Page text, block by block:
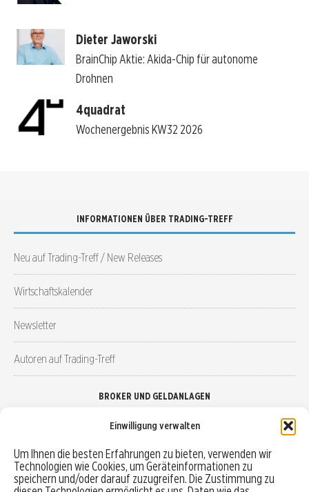
Einwilligung verwalten
Um Ihnen die besten Erfahrungen zu bieten, verwenden wir
Technologien wie Cookies, um Geräteinformationen zu
speichern und/oder darauf zuzugreifen. Die Zustimmung zu
Dieter Jaworski
BrainChip Aktie: Akida-Chip für autonome
Drohnen
4quadrat
Wochenergebnis KW32 2026
INFORMATIONEN ÜBER TRADING-TREFF
Neu auf Trading-Treff / New Releases
Wirtschaftskalender
Newsletter
Autoren auf Trading-Treff
BROKER UND GELDANLAGEN
Robo-Advisor vergleichen